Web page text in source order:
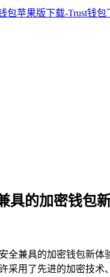
具的加密钱包
全兼具的加密钱包新体
用了先进的加密技